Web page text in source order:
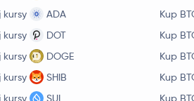
Aave AAVE
Sky SKY
PepePEPE
Internet Computer
kursy
ADA
kursy
DOT
kursy
DOGE
kursy
SHIB
kursy
SUI
Kup
Kup
Kup
Kup
Kup